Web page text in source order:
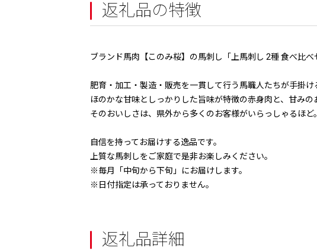
返礼品の特徴
ブランド馬肉【このみ桜】の馬刺し「上馬刺し 2種 食べ比
肥育・加工・製造・販売を一貫して行う馬職人たちが手掛け
ほのかな甘味としっかりした旨味が特徴の赤身肉と、甘みの
そのおいしさは、県外から多くのお客様がいらっしゃるほど。
自信を持ってお届けする逸品です。
上質な馬刺しをご家庭で是非お楽しみください。
※毎月「中旬から下旬」にお届けします。
※日付指定は承っておりません。
返礼品詳細